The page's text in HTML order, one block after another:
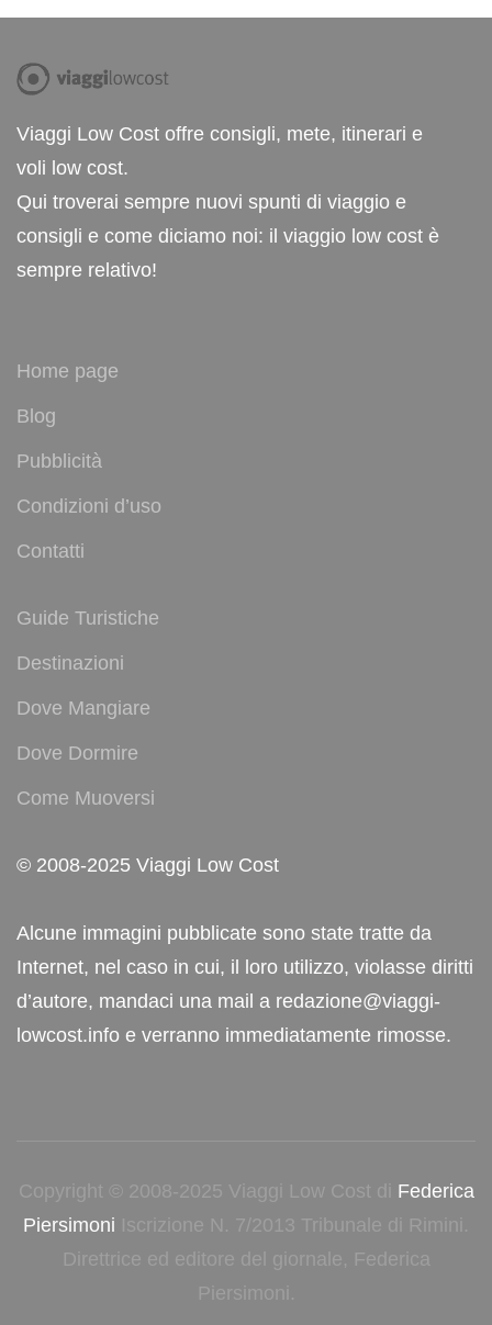
Viaggi Low Cost offre consigli, mete, itinerari e
voli low cost.
Qui troverai sempre nuovi spunti di viaggio e
consigli e come diciamo noi: il viaggio low cost è
sempre relativo!
Home page
Blog
Pubblicità
Condizioni d’uso
Contatti
Guide Turistiche
Destinazioni
Dove Mangiare
Dove Dormire
Come Muoversi
© 2008-2025 Viaggi Low Cost
Alcune immagini pubblicate sono state tratte da
Internet, nel caso in cui, il loro utilizzo, violasse diritti
d’autore, mandaci una mail a redazione@viaggi-
lowcost.info e verranno immediatamente rimosse.
Copyright © 2008-2025 Viaggi Low Cost di Federica
Piersimoni Iscrizione N. 7/2013 Tribunale di Rimini.
Direttrice ed editore del giornale, Federica
Piersimoni.